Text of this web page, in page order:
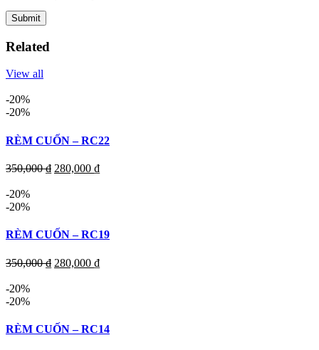
Related
View all
-20%
-20%
RÈM CUỐN – RC22
350,000₫ 280,000 ₫
-20%
-20%
RÈM CUỐN – RC19
350,000₫ 280,000 ₫
-20%
-20%
RÈM CUỐN – RC14